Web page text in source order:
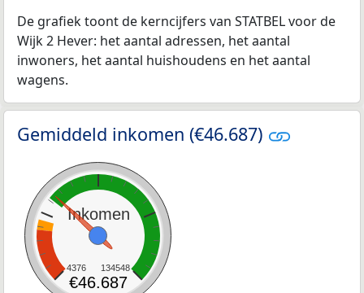
De grafiek toont de kerncijfers van STATBEL voor de
Wijk 2 Hever: het aantal adressen, het aantal
inwoners, het aantal huishoudens en het aantal
wagens.
Gemiddeld inkomen (€46.687)
Inkomen
4376 134548
€46.687